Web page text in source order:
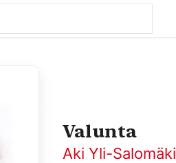
Valunta
Aki Yli-Salomäki